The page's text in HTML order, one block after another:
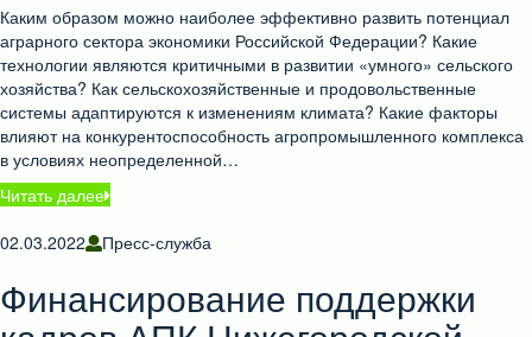
Каким образом можно наиболее эффективно развить потенциал
аграрного сектора экономики Российской Федерации? Какие
технологии являются критичными в развитии «умного» сельского
хозяйства? Как сельскохозяйственные и продовольственные
системы адаптируются к изменениям климата? Какие факторы
влияют на конкурентоспособность агропромышленного комплекса
в условиях неопределенной…
Читать далее
02.03.2022
Пресс-служба
Финансирование поддержки